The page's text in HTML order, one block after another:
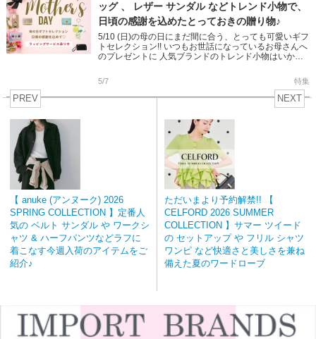
ッグ 、 レザー サンダル などトレンド小物で、
日頃の感謝を込めたとっておきの贈り物♪
5/10 (日)の母の日にまだ間に合う、とっても可愛いギフ
トセレクション!! いつもお世話になっているお母さんへ
のプレゼントに 人気ブランドのトレンド小物はいかが
ンダル […]
5/7 特集
PREV
【 anuke (アンヌーク) 2026
SPRING COLLECTION 】定番人
気の ベルト サンダル や ワークシ
ャツ & ハーフパンツなどラフに
着こなす今週入荷のアイテムをご
紹介♪
NEXT
ただいまより予約解禁!! 【
CELFORD 2026 SUMMER
COLLECTION 】サマー ツイード
の セットアップ や フリル シャツ
ワンピ など快適さと美しさを兼ね
備えた夏のワードローブ